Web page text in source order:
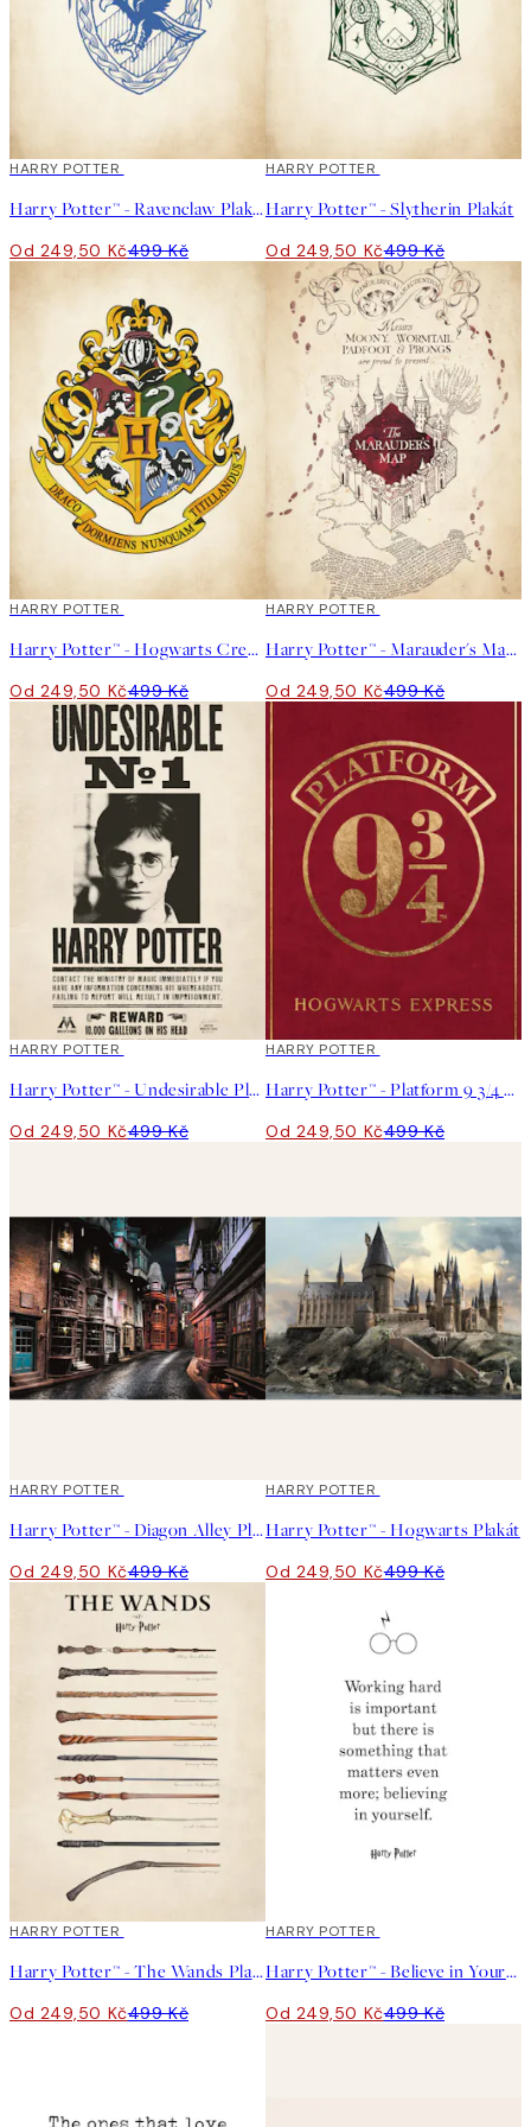
50%*
HARRY POTTER
Harry Potter™ - Ravenclaw Plakát
Od 249,50 Kč499 Kč
50%*
HARRY POTTER
Harry Potter™ - Slytherin Plakát
Od 249,50 Kč499 Kč
50%*
HARRY POTTER
Harry Potter™ - Hogwarts Crest Plakát
Od 249,50 Kč499 Kč
50%*
HARRY POTTER
Harry Potter™ - Marauder's Map Plakát
Od 249,50 Kč499 Kč
50%*
HARRY POTTER
Harry Potter™ - Undesirable Plakát
Od 249,50 Kč499 Kč
50%*
HARRY POTTER
Harry Potter™ - Platform 9 3/4 Plakát
Od 249,50 Kč499 Kč
50%*
HARRY POTTER
Harry Potter™ - Diagon Alley Plakát
Od 249,50 Kč499 Kč
50%*
HARRY POTTER
Harry Potter™ - Hogwarts Plakát
Od 249,50 Kč499 Kč
50%*
HARRY POTTER
Harry Potter™ - The Wands Plakát
Od 249,50 Kč499 Kč
50%*
HARRY POTTER
Harry Potter™ - Believe in Yourself Plakát
Od 249,50 Kč499 Kč